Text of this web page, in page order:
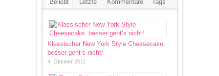
Beliebt Letzte Kommentare Tags
Klassischer New York Style Cheesecake,
besser geht’s nicht!
4. Oktober 2011